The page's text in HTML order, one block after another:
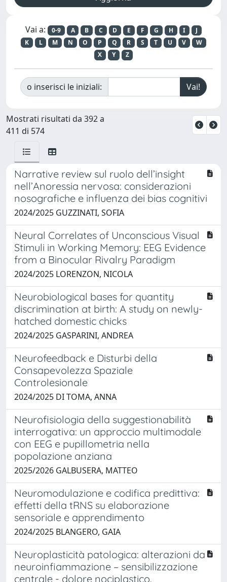
Vai a: 0-9 A B C D E F G H I
J
K
L M N O P Q R S T U V
W
X
Y Z
o inserisci le iniziali:
Mostrati risultati da 392 a
411 di 574
Narrative review sul ruolo dell’insight
nell’Anoressia nervosa: considerazioni
nosografiche e influenza dei bias cognitivi
2024/2025 GUZZINATI, SOFIA
Neural Correlates of Unconscious Visual
Stimuli in Working Memory: EEG Evidence
from a Binocular Rivalry Paradigm
2024/2025 LORENZON, NICOLA
Neurobiological bases for quantity
discrimination at birth: A study on newly-
hatched domestic chicks
2024/2025 GASPARINI, ANDREA
Neurofeedback e Disturbi della
Consapevolezza Spaziale
Controlesionale
2024/2025 DI TOMA, ANNA
Neurofisiologia della suggestionabilità
interrogativa: un approccio multimodale
con EEG e pupillometria nella
popolazione anziana
2025/2026 GALBUSERA, MATTEO
Neuromodulazione e codifica predittiva:
effetti della tRNS su elaborazione
sensoriale e apprendimento
2024/2025 BLANGERO, GAIA
Neuroplasticità patologica: alterazioni da
neuroinfiammazione – sensibilizzazione
centrale - dolore nociplastico.